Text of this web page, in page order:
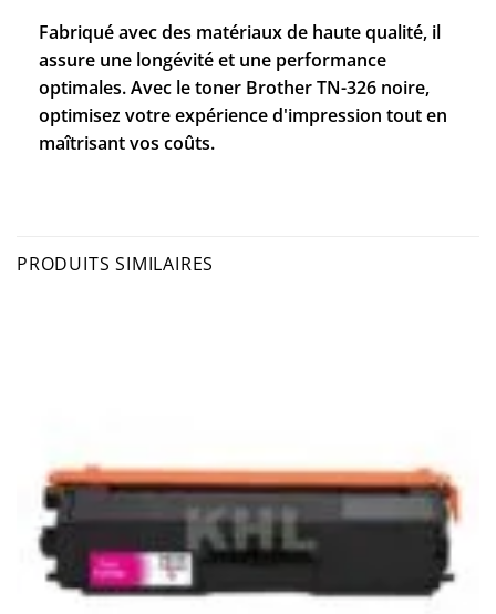
Fabriqué avec des matériaux de haute qualité, il
assure une longévité et une performance
optimales. Avec le toner Brother TN-326 noire,
optimisez votre expérience d'impression tout en
maîtrisant vos coûts.
PRODUITS SIMILAIRES